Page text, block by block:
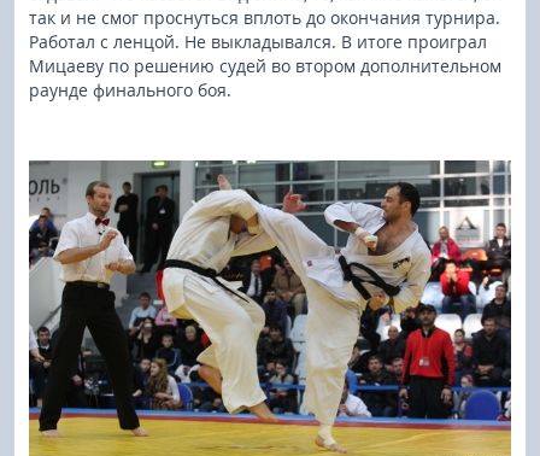
так и не смог проснуться вплоть до окончания турнира.
Работал с ленцой. Не выкладывался. В итоге проиграл
Мицаеву по решению судей во втором дополнительном
раунде финального боя.